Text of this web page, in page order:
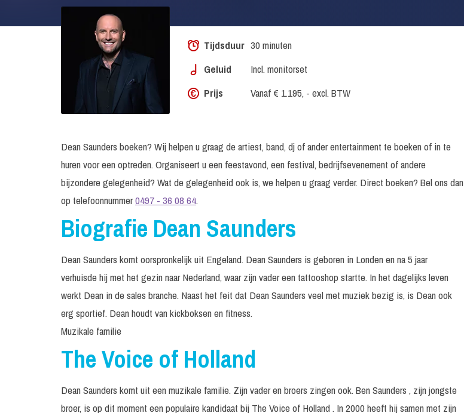
Tijdsduur 30 minuten
Geluid
Incl. monitorset
Prijs
Vanaf € 1.195, - excl. BTW
Dean Saunders boeken? Wij helpen u graag de artiest, band, dj of ander entertainment te boeken of in te
huren voor een optreden. Organiseert u een feestavond, een festival, bedrijfsevenement of andere
bijzondere gelegenheid? Wat de gelegenheid ook is, we helpen u graag verder. Direct boeken? Bel ons dan
op telefoonnummer0497 - 36 08 64.
Biografie Dean Saunders
Dean Saunders komt oorspronkelijk uit Engeland. Dean Saunders is geboren in Londen en na 5 jaar
verhuisde hij met het gezin naar Nederland, waar zijn vader een tattooshop startte. In het dagelijks leven
werkt Dean in de sales branche. Naast het feit dat Dean Saunders veel met muziek bezig is, is Dean ook
erg sportief. Dean houdt van kickboksen en fitness.
Muzikale familie
The Voice of Holland
Dean Saunders komt uit een muzikale familie. Zijn vader en broers zingen ook. Ben Saunders , zijn jongste
broer, is op dit moment een populaire kandidaat bij The Voice of Holland . In 2000 heeft hij samen met zijn